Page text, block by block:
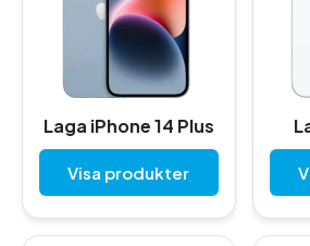
Laga iPhone 14 Plus
Visa produkter